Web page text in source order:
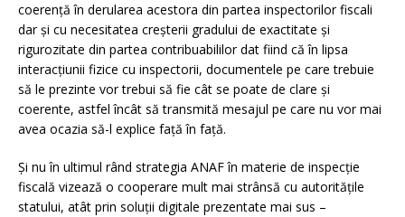
coerență în derularea acestora din partea inspectorilor fiscali
dar și cu necesitatea creșterii gradului de exactitate și
rigurozitate din partea contribuabililor dat fiind că în lipsa
interacțiunii fizice cu inspectorii, documentele pe care trebuie
să le prezinte vor trebui să fie cât se poate de clare și
coerente, astfel încât să transmită mesajul pe care nu vor mai
avea ocazia să-l explice față în față.
Și nu în ultimul rând strategia ANAF în materie de inspecție
fiscală vizează o cooperare mult mai strânsă cu autoritățile
statului, atât prin soluții digitale prezentate mai sus –